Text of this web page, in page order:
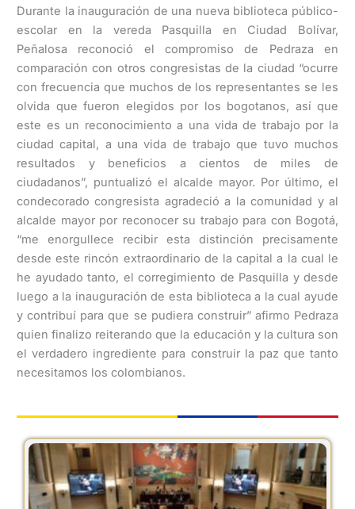
Durante la inauguración de una nueva biblioteca público-
escolar en la vereda Pasquilla en Ciudad Bolívar,
Peñalosa reconoció el compromiso de Pedraza en
comparación con otros congresistas de la ciudad “ocurre
con frecuencia que muchos de los representantes se les
olvida que fueron elegidos por los bogotanos, así que
este es un reconocimiento a una vida de trabajo por la
ciudad capital, a una vida de trabajo que tuvo muchos
resultados y beneficios a cientos de miles de
ciudadanos”, puntualizó el alcalde mayor. Por último, el
condecorado congresista agradeció a la comunidad y al
alcalde mayor por reconocer su trabajo para con Bogotá,
“me enorgullece recibir esta distinción precisamente
desde este rincón extraordinario de la capital a la cual le
he ayudado tanto, el corregimiento de Pasquilla y desde
luego a la inauguración de esta biblioteca a la cual ayude
y contribuí para que se pudiera construir” afirmo Pedraza
quien finalizo reiterando que la educación y la cultura son
el verdadero ingrediente para construir la paz que tanto
necesitamos los colombianos.